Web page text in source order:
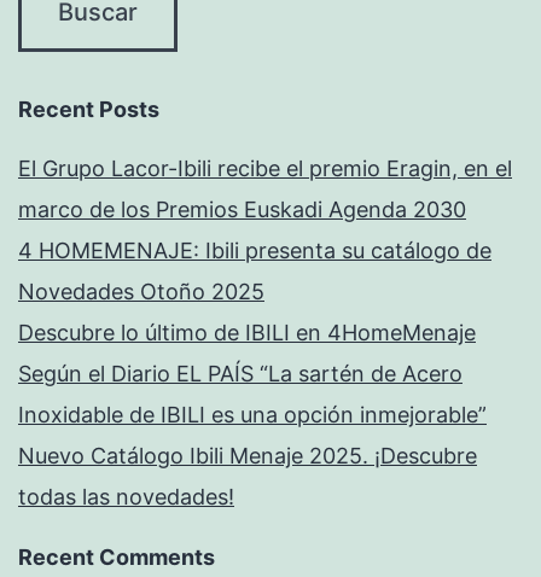
Recent Posts
El Grupo Lacor-Ibili recibe el premio Eragin, en el
marco de los Premios Euskadi Agenda 2030
4 HOMEMENAJE: Ibili presenta su catálogo de
Novedades Otoño 2025
Descubre lo último de IBILI en 4HomeMenaje
Según el Diario EL PAÍS “La sartén de Acero
Inoxidable de IBILI es una opción inmejorable”
Nuevo Catálogo Ibili Menaje 2025. ¡Descubre
todas las novedades!
Recent Comments